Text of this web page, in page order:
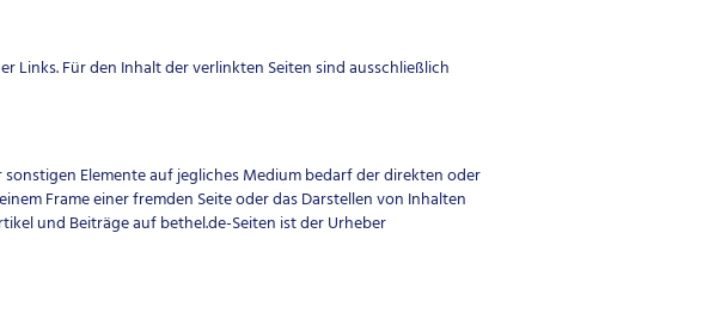
Für den Inhalt der verlinkten Seiten sind ausschließlich
Elemente auf jegliches Medium bedarf der direkten oder
Frame einer fremden Seite oder das Darstellen von Inhalten
und Beiträge auf bethel.de-Seiten ist der Urheber